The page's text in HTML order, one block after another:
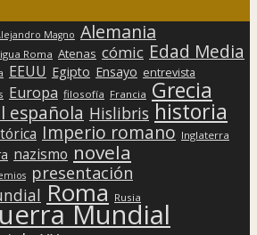
Magno Alemania
Roma Atenas cómic Edad Media
EEUU Egipto Ensayo entrevista
Europa filosofía Francia Grecia
española Hislibris historia
Imperio romano Inglaterra
nazismo novela
presentación
Roma Rusia
Mundial